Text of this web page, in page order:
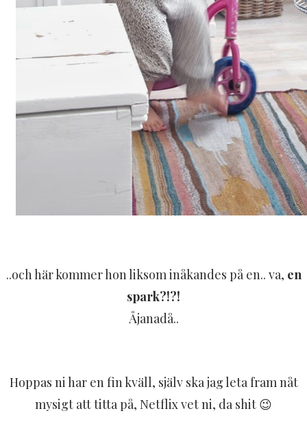
..och här kommer hon liksom inåkandes på en.. va, en
spark?!?!
Åjanadå..
Hoppas ni har en fin kväll, själv ska jag leta fram nåt
mysigt att titta på, Netflix vet ni, da shit 😉